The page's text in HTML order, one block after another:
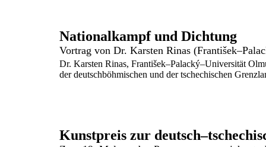
Nationalkampf und Dichtung
Vortrag von Dr. Karsten Rinas
Dr. Karsten Rinas, František–Palacký–Universität
der deutschböhmischen und der tschechischen
Kunstpreis zur